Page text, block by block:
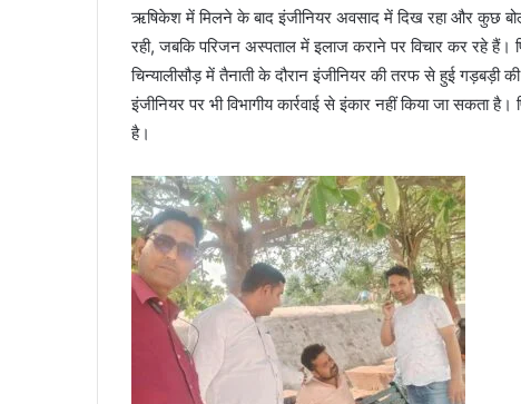
ऋषिकेश में मिलने के बाद इंजीनियर अवसाद में दिख रहा और कुछ
रही, जबकि परिजन अस्पताल में इलाज कराने पर विचार कर रहे
चिन्यालीसौड़ में तैनाती के दौरान इंजीनियर की तरफ से हुई
इंजीनियर पर भी विभागीय कार्रवाई से इंकार नहीं किया जा सकता
है।